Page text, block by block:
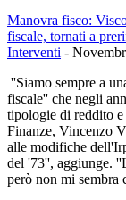
Manovra fisco:
fiscale, tornati a
Interventi -
''Siamo sempre a
fiscale'' che negli
tipologie di reddito
Finanze, Vincenzo
alle modifiche
del '73'', aggiunge.
però non mi sembra